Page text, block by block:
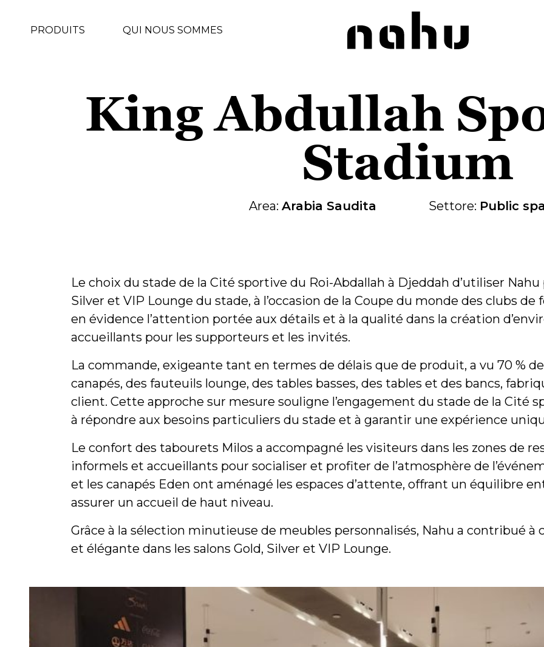
PRODUITS QUI NOUS SOMMES
King Abdullah
Stadium
Area: Arabia Saudita Settore: Public
Le choix du stade de la Cité sportive du Roi-Abdallah à Djeddah d’utiliser
Silver et VIP Lounge du stade, à l’occasion de la Coupe du monde des clubs
en évidence l’attention portée aux détails et à la qualité dans la création
accueillants pour les supporteurs et les invités.
La commande, exigeante tant en termes de délais que de produit, a vu 70 %
canapés, des fauteuils lounge, des tables basses, des tables et des bancs,
client. Cette approche sur mesure souligne l’engagement du stade de la Cité
à répondre aux besoins particuliers du stade et à garantir une expérience
Le confort des tabourets Milos a accompagné les visiteurs dans les zones de
informels et accueillants pour socialiser et profiter de l’atmosphère de
et les canapés Eden ont aménagé les espaces d’attente, offrant un équilibre
assurer un accueil de haut niveau.
Grâce à la sélection minutieuse de meubles personnalisés, Nahu a contribué
et élégante dans les salons Gold, Silver et VIP Lounge.